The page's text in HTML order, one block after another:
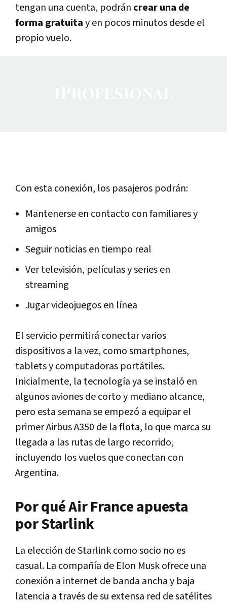
tengan una cuenta, podrán crear una de
forma gratuitay en pocos minutos desde el
propio vuelo.
Con esta conexión, los pasajeros podrán:
Mantenerse en contacto con familiares y
amigos
Seguir noticias en tiempo real
Ver televisión, películas y series en
streaming
Jugar videojuegos en línea
El servicio permitirá conectar varios
dispositivos a la vez, como smartphones,
tablets y computadoras portátiles.
Inicialmente, la tecnología ya se instaló en
algunos aviones de corto y mediano alcance,
pero esta semana se empezó a equipar el
primer Airbus A350 de la flota, lo que marca su
llegada a las rutas de largo recorrido,
incluyendo los vuelos que conectan con
Argentina.
Por qué Air France apuesta
por Starlink
La elección de Starlink como socio no es
casual. La compañía de Elon Musk ofrece una
conexión a internet de banda ancha y baja
latencia a través de su extensa red de satélites